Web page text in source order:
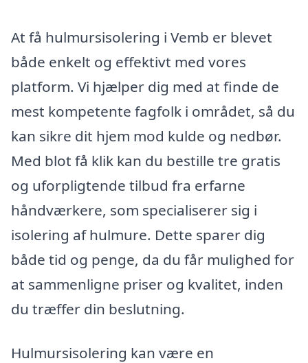
At få hulmursisolering i Vemb er blevet
både enkelt og effektivt med vores
platform. Vi hjælper dig med at finde de
mest kompetente fagfolk i området, så du
kan sikre dit hjem mod kulde og nedbør.
Med blot få klik kan du bestille tre gratis
og uforpligtende tilbud fra erfarne
håndværkere, som specialiserer sig i
isolering af hulmure. Dette sparer dig
både tid og penge, da du får mulighed for
at sammenligne priser og kvalitet, inden
du træffer din beslutning.
Hulmursisolering kan være en